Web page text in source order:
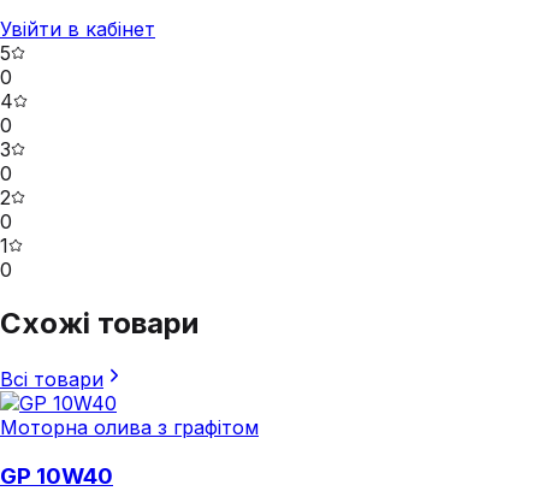
Увійти в кабінет
5
0
4
0
3
0
2
0
1
0
Схожі товари
Всі товари
Моторна олива з графітом
GP 10W40